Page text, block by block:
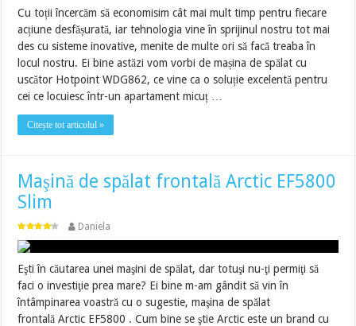
Cu toții încercăm să economisim cât mai mult timp pentru fiecare
acțiune desfășurată, iar tehnologia vine în sprijinul nostru tot mai
des cu sisteme inovative, menite de multe ori să facă treaba în
locul nostru. Ei bine astăzi vom vorbi de mașina de spălat cu
uscător Hotpoint WDG862, ce vine ca o soluție excelentă pentru
cei ce locuiesc într-un apartament micuț …
Citește tot articolul »
Maşină de spălat frontală Arctic EF5800
Slim
Daniela
Eşti în căutarea unei maşini de spălat, dar totuşi nu-ţi permiţi să
faci o investiţie prea mare? Ei bine m-am gândit să vin în
întâmpinarea voastră cu o sugestie, maşina de spălat
frontală Arctic EF5800 . Cum bine se ştie Arctic este un brand cu